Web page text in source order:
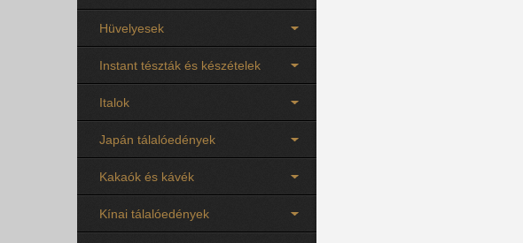
Hüvelyesek
Instant tészták és készételek
Italok
Japán tálalóedények
Kakaók és kávék
Kínai tálalóedények